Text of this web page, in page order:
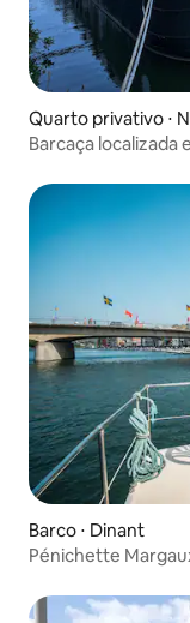
Quarto privativo ⋅
Barcaça localizada
Barco ⋅ Dinant
Pénichette